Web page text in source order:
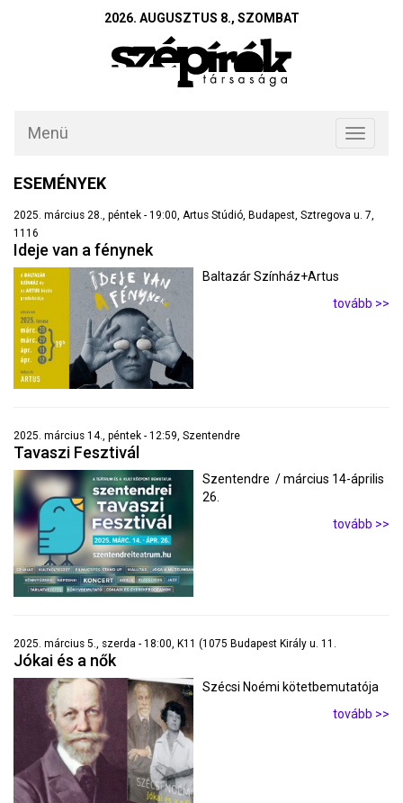
2026. AUGUSZTUS 8., SZOMBAT
Toggle
Menü
ESEMÉNYEK
2025. március 28., péntek - 19:00, Artus Stúdió, Budapest, Sztregova u. 7,
1116
Ideje van a fénynek
Baltazár Színház+Artus
tovább >>
2025. március 14., péntek - 12:59, Szentendre
Tavaszi Fesztivál
Szentendre / március 14-április
26.
tovább >>
2025. március 5., szerda - 18:00, K11 (1075 Budapest Király u. 11.
Jókai és a nők
Szécsi Noémi kötetbemutatója
tovább >>